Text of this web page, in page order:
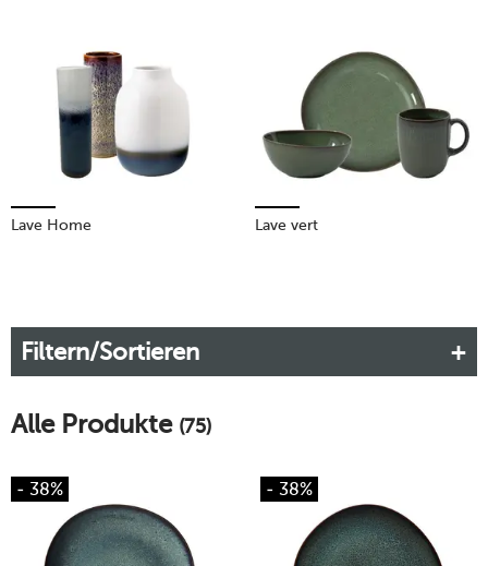
Lave Home Lave vert
Filtern/Sortieren
Alle Produkte (75)
- 38% - 38%